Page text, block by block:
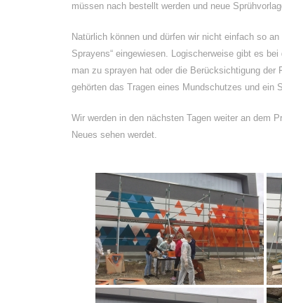
müssen nach bestellt werden und neue
Natürlich können und dürfen wir nicht einfach so
Sprayens“ eingewiesen. Logischerweise gibt es
man zu sprayen hat oder die Berücksichtigung
gehörten das Tragen eines Mundschutzes und ein
Wir werden in den nächsten Tagen weiter an dem
Neues sehen werdet.